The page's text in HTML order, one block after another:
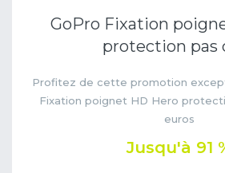
GoPro Fixation
protection pas
Profitez de cette promotion
Fixation poignet HD Hero
euros
Jusqu'à 91